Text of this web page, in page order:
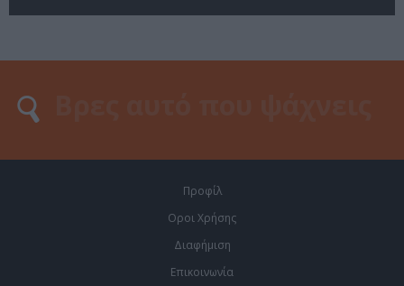
Προφίλ
Οροι Χρήσης
Διαφήμιση
Επικοινωνία